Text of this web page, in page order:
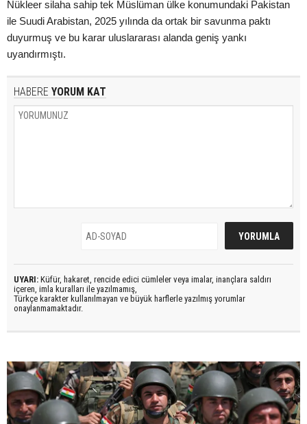
Nükleer silaha sahip tek Müslüman ülke konumundaki Pakistan
ile Suudi Arabistan, 2025 yılında da ortak bir savunma paktı
duyurmuş ve bu karar uluslararası alanda geniş yankı
uyandırmıştı.
HABERE YORUM KAT
UYARI: Küfür, hakaret, rencide edici cümleler veya imalar, inançlara saldırı
içeren, imla kuralları ile yazılmamış,
Türkçe karakter kullanılmayan ve büyük harflerle yazılmış yorumlar
onaylanmamaktadır.